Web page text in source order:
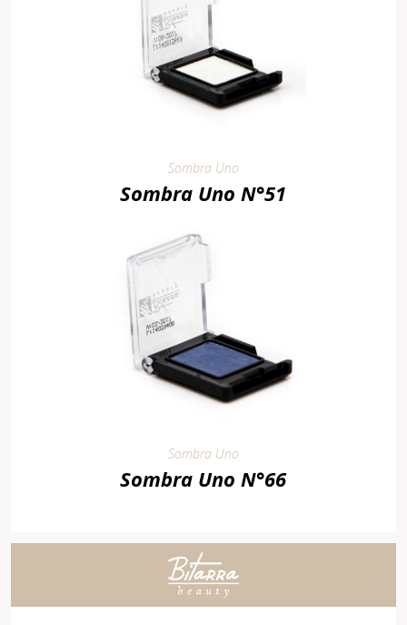
Sombra Uno
Sombra Uno N°51
Sombra Uno
Sombra Uno N°66